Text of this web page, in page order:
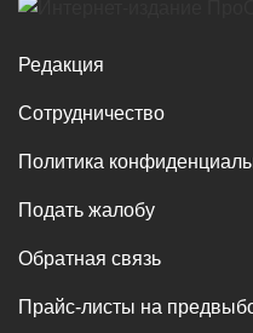
Редакция
Сотрудничество
Политика
Подать жалобу
Обратная связь
Прайс-листы на